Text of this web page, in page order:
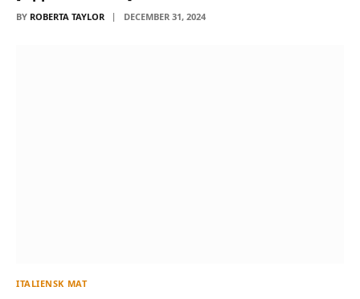
BY ROBERTA TAYLOR DECEMBER 31, 2024
ITALIENSK MAT